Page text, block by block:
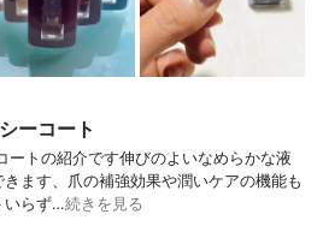
ーコート
ートの紹介です伸びのよいなめらかな液
ます、爪の補強効果や潤いケアの機能も
いらず…続きを見る